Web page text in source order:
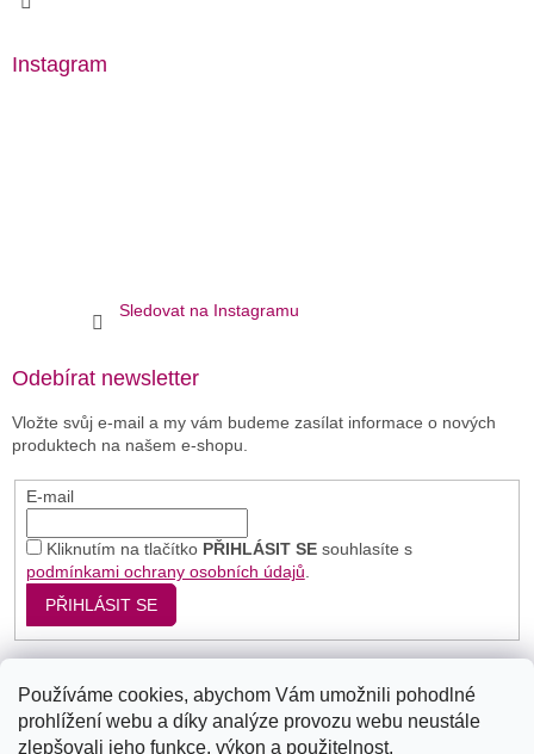
Používáme cookies, abychom Vám umožnili pohodlné
prohlížení webu a díky analýze provozu webu neustále
zlepšovali jeho funkce, výkon a použitelnost.
Instagram
Sledovat na Instagramu
Odebírat newsletter
Vložte svůj e-mail a my vám budeme zasílat informace o nových
produktech na našem e-shopu.
E-mail
Kliknutím na tlačítko PŘIHLÁSIT SEsouhlasíte s
podmínkami ochrany osobních údajů.
PŘIHLÁSIT SE
Seznam Google Bing